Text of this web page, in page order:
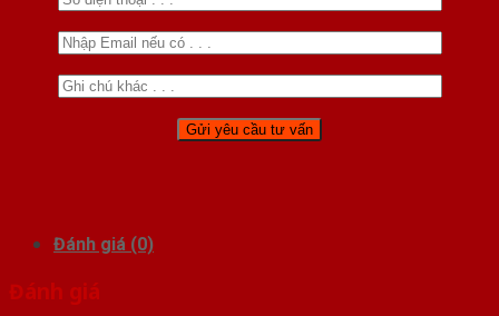
Đánh giá (0)
Đánh giá